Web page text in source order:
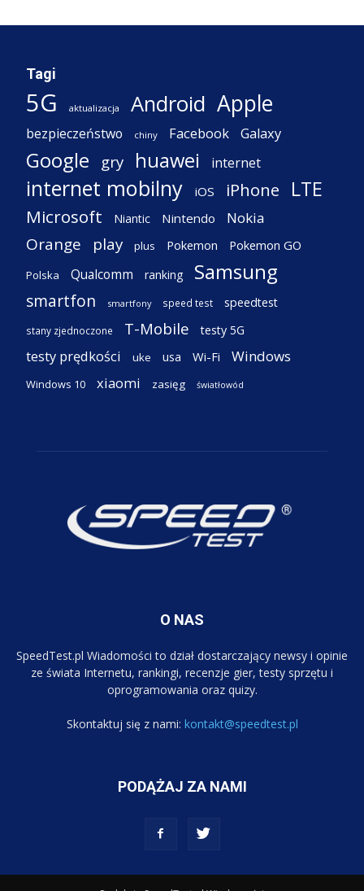
Tagi
5G aktualizacja Android Apple
bezpieczeństwo chiny Facebook Galaxy
Google gry huawei internet
internet mobilny iOS iPhone LTE
Microsoft Niantic Nintendo Nokia
Orange play plus Pokemon Pokemon GO
Polska Qualcomm ranking Samsung
smartfon smartfony speed test speedtest
stany zjednoczone T-Mobile testy 5G
testy prędkości uke usa Wi-Fi Windows
Windows 10 xiaomi zasięg światłowód
O NAS
SpeedTest.pl Wiadomości to dział dostarczający newsy i opinie
ze świata Internetu, rankingi, recenzje gier, testy sprzętu i
oprogramowania oraz quizy.
Skontaktuj się z nami: kontakt@speedtest.pl
PODĄŻAJ ZA NAMI